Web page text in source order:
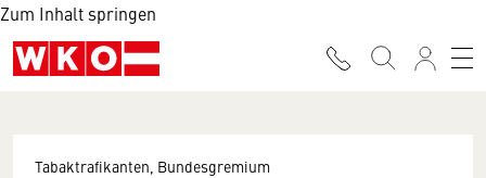
Zum Inhalt springen
Tabaktrafikanten, Bundesgremium